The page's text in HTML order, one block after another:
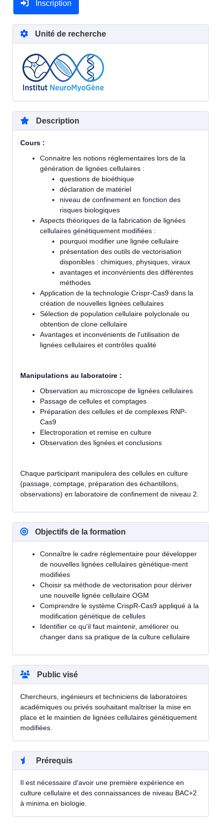
Inscription
Unité de recherche
Description
Cours :
Connaitre les notions réglementaires lors de la
génération de lignées cellulaires :
questions de bioéthique
déclaration de matériel
niveau de confinement en fonction des
risques biologiques
Aspects théoriques de la fabrication de lignées
cellulaires génétiquement modifiées :
pourquoi modifier une lignée cellulaire
présentation des outils de vectorisation
disponibles : chimiques, physiques, viraux
avantages et inconvénients des différentes
méthodes
Application de la technologie Crispr-Cas9 dans la
création de nouvelles lignées cellulaires
Sélection de population cellulaire polyclonale ou
obtention de clone cellulaire
Avantages et inconvénients de l'utilisation de
lignées cellulaires et contrôles qualité
Manipulations au laboratoire :
Observation au microscope de lignées cellulaires
Passage de cellules et comptages
Préparation des cellules et de complexes RNP-
Cas9
Electroporation et remise en culture
Observation des lignées et conclusions
Chaque participant manipulera des cellules en culture
(passage, comptage, préparation des échantillons,
observations) en laboratoire de confinement de niveau 2.
Objectifs de la formation
Connaître le cadre réglementaire pour développer
de nouvelles lignées cellulaires génétique-ment
modifiées
Choisir sa méthode de vectorisation pour dériver
une nouvelle lignée cellulaire OGM
Comprendre le système CrispR-Cas9 appliqué à la
modification génétique de cellules
Identifier ce qu'il faut maintenir, améliorer ou
changer dans sa pratique de la culture cellulaire
Public visé
Chercheurs, ingénieurs et techniciens de laboratoires
académiques ou privés souhaitant maîtriser la mise en
place et le maintien de lignées cellulaires génétiquement
modifiées.
Prérequis
Il est nécessaire d'avoir une première expérience en
culture cellulaire et des connaissances de niveau BAC+2
à minima en biologie.